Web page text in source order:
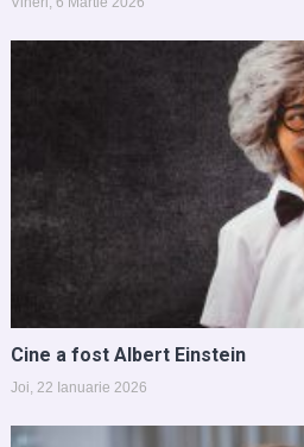
Cine a fost Albert Einstein
Joi, 22 Ianuarie 2026